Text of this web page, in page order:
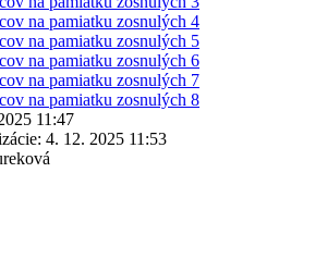
11:47
4. 12. 2025 11:53